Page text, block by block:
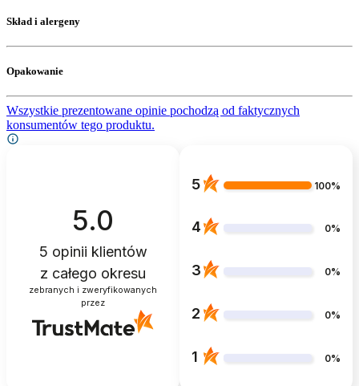
Skład i alergeny
Opakowanie
Wszystkie prezentowane opinie pochodzą od faktycznych
konsumentów tego produktu.
5.0
5 opinii klientów
z całego okresu
zebranych i zweryfikowanych
przez
5 100%
4 0%
3 0%
2 0%
1 0%